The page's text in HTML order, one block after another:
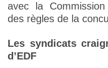
avec la
des règles de la
Les syndicats
d’EDF